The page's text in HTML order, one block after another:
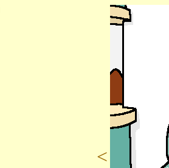
<